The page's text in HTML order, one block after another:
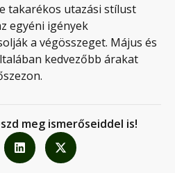
takarékos utazási stílust
egyéni igények
a végösszeget. Május és
kedvezőbb árakat
meg ismerőseiddel is!